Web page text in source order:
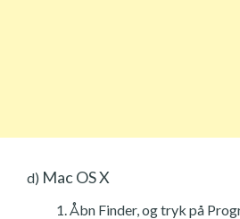
d) Mac OS X
Åbn Finder, og tryk på